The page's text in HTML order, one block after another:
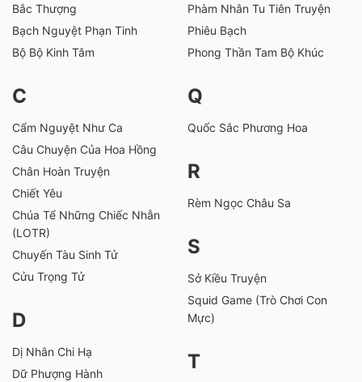
Bắc Thượng
Bạch Nguyệt Phạn Tinh
Bộ Bộ Kinh Tâm
C
Cẩm Nguyệt Như Ca
Câu Chuyện Của Hoa Hồng
Chân Hoàn Truyện
Chiết Yêu
Chúa Tể Những Chiếc Nhẫn
(LOTR)
Chuyến Tàu Sinh Tử
Cửu Trọng Tử
D
Dị Nhân Chi Hạ
Dữ Phượng Hành
Phàm Nhân Tu Tiên Truyện
Phiêu Bạch
Phong Thần Tam Bộ Khúc
Q
Quốc Sắc Phương Hoa
R
Rèm Ngọc Châu Sa
S
Sở Kiều Truyện
Squid Game (Trò Chơi Con
Mực)
T